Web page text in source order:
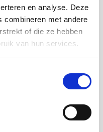
en analyse. Deze
combineren met andere
of die ze hebben
van hun services.
gebruiken?
vragen-22 jul
taxatie en een
-22 jul